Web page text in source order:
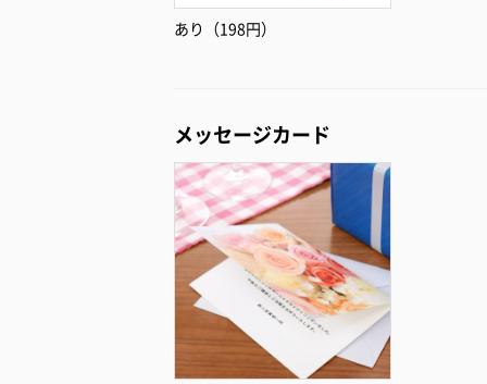
あり（198円）
メッセージカード